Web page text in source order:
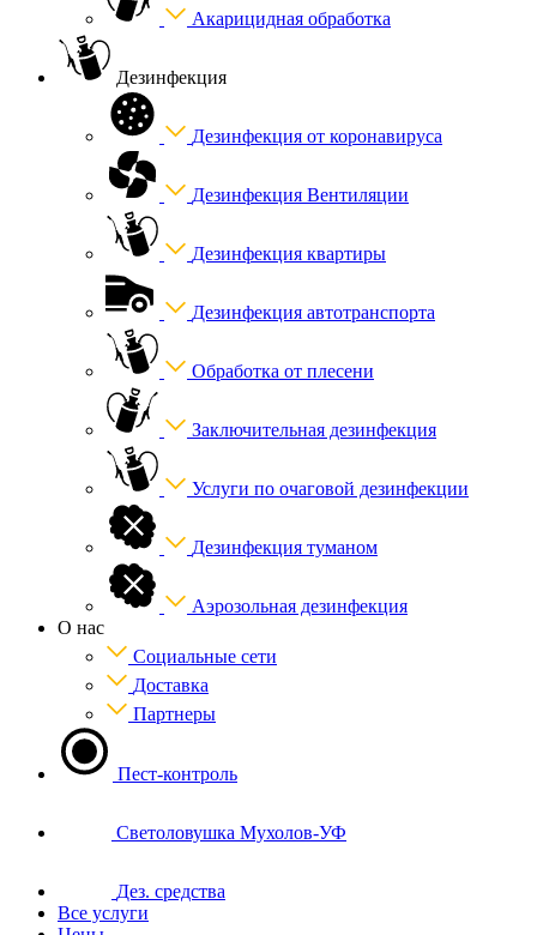
Акарицидная обработка
Дезинфекция
Дезинфекция от коронавируса
Дезинфекция Вентиляции
Дезинфекция квартиры
Дезинфекция автотранспорта
Обработка от плесени
Заключительная дезинфекция
Услуги по очаговой дезинфекции
Дезинфекция туманом
Аэрозольная дезинфекция
О нас
Социальные сети
Доставка
Партнеры
Пест-контроль
Светоловушка Мухолов-УФ
Дез. средства
Все услуги